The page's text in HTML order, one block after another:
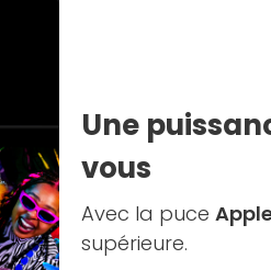
Une
vous
Avec la puce
supérieure.